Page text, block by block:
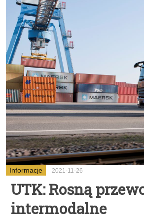
Informacje 2021-11-26
UTK: Rosną
intermodalne